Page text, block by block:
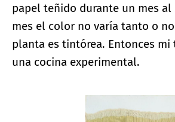
papel teñido durante un mes al
mes el color no varía tanto o
planta es tintórea. Entonces mi
una cocina experimental.